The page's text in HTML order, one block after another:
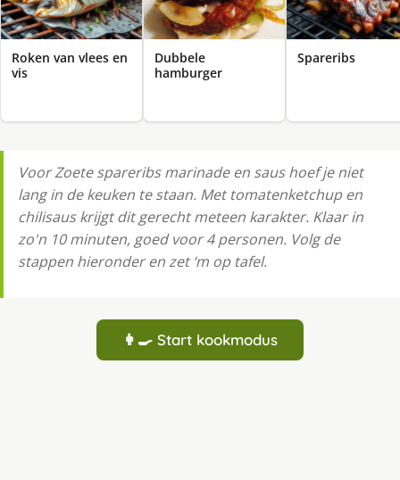
Roken van vlees en
vis
Dubbele
hamburger
Spareribs
Voor Zoete spareribs marinade en saus hoef je niet
lang in de keuken te staan. Met tomatenketchup en
chilisaus krijgt dit gerecht meteen karakter. Klaar in
zo'n 10 minuten, goed voor 4 personen. Volg de
stappen hieronder en zet ‘m op tafel.
👩‍🍳 Start kookmodus